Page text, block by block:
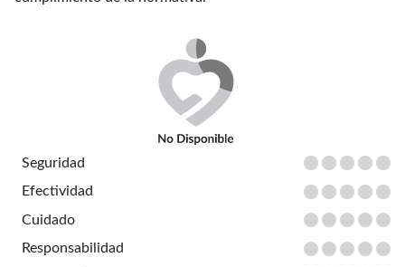
Seguridad
Efectividad
Cuidado
Responsabilidad